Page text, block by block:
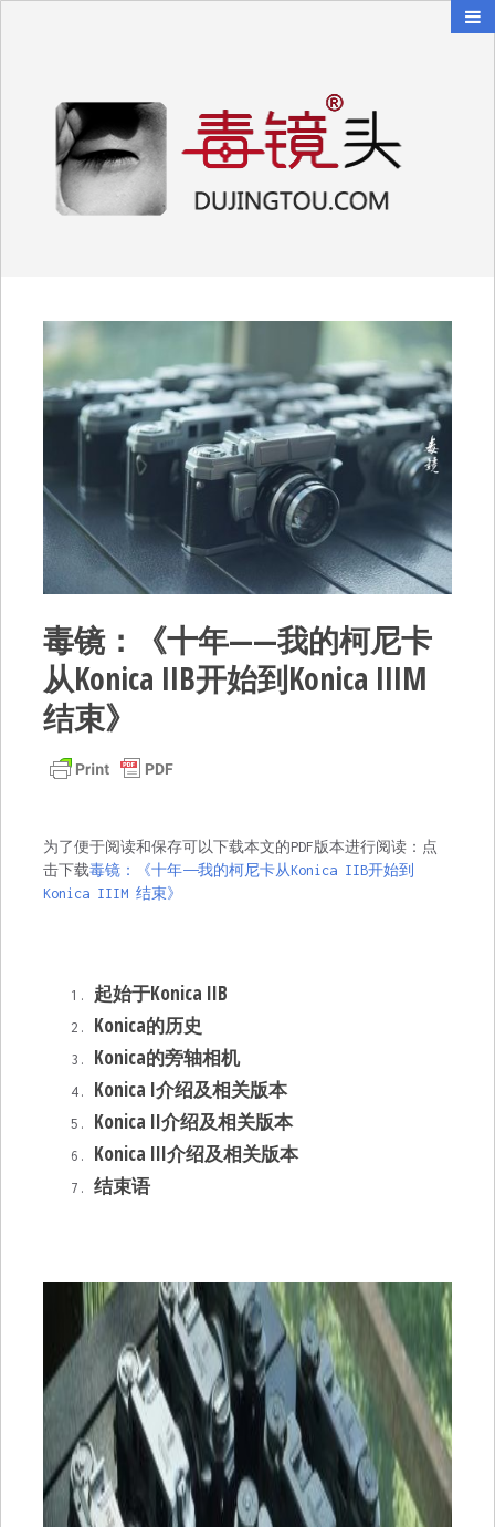
毒镜：《十年——我的柯尼卡
从Konica IIB开始到Konica IIIM
结束》
为了便于阅读和保存可以下载本文的PDF版本进行阅读：点
击下载毒镜：《十年——我的柯尼卡从Konica IIB开始到
Konica IIIM 结束》
起始于Konica IIB
Konica的历史
Konica的旁轴相机
Konica I介绍及相关版本
Konica II介绍及相关版本
Konica III介绍及相关版本
结束语